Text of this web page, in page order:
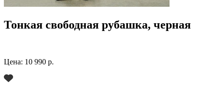
Тонкая свободная рубашка, черная
Цена: 10 990 р.